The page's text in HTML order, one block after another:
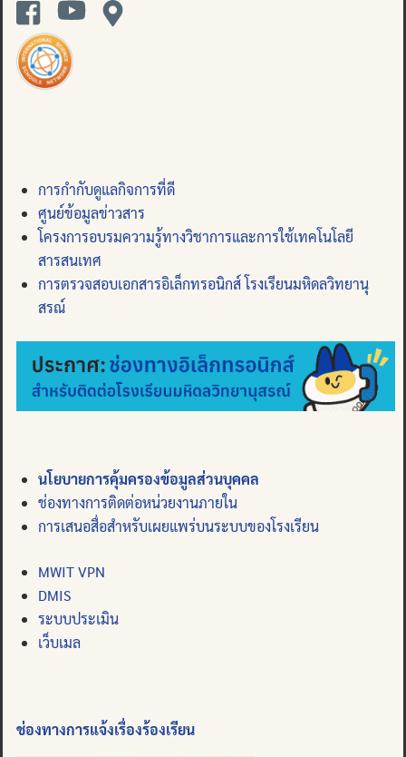
การกำกับดูแลกิจการที่ดี
ศูนย์ข้อมูลข่าวสาร
โครงการอบรมความรู้ทางวิชาการและการใช้เทคโนโลยี
สารสนเทศ
การตรวจสอบเอกสารอิเล็กทรอนิกส์ โรงเรียนมหิดลวิทยานุ
สรณ์
นโยบายการคุ้มครองข้อมูลส่วนบุคคล
ช่องทางการติดต่อหน่วยงานภายใน
การเสนอสื่อสำหรับเผยแพร่บนระบบของโรงเรียน
MWIT VPN
DMIS
ระบบประเมิน
เว็บเมล
ช่องทางการแจ้งเรื่องร้องเรียน